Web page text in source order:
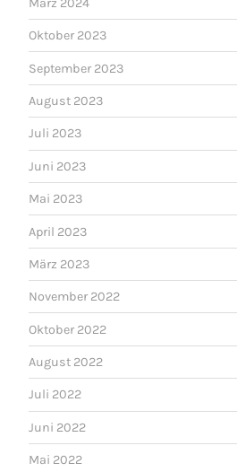
März 2024
Oktober 2023
September 2023
August 2023
Juli 2023
Juni 2023
Mai 2023
April 2023
März 2023
November 2022
Oktober 2022
August 2022
Juli 2022
Juni 2022
Mai 2022